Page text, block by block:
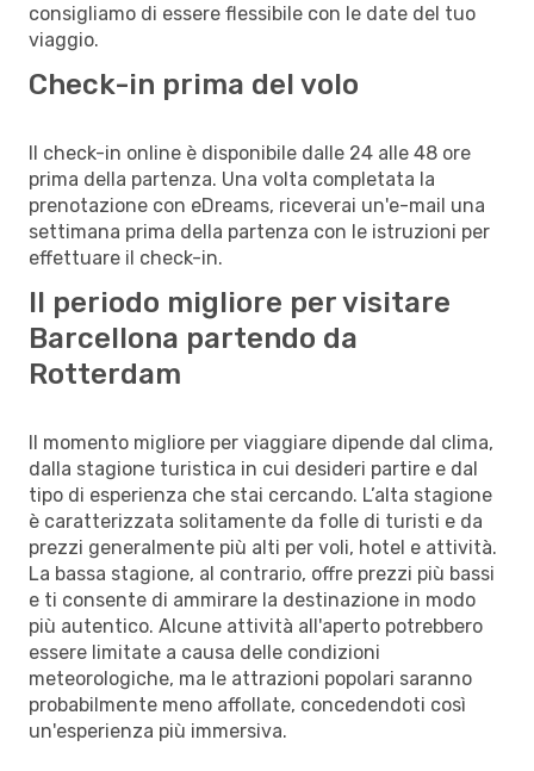
consigliamo di essere flessibile con le date del tuo
viaggio.
Check-in prima del volo
Il check-in online è disponibile dalle 24 alle 48 ore
prima della partenza. Una volta completata la
prenotazione con eDreams, riceverai un'e-mail una
settimana prima della partenza con le istruzioni per
effettuare il check-in.
Il periodo migliore per visitare
Barcellona partendo da
Rotterdam
Il momento migliore per viaggiare dipende dal clima,
dalla stagione turistica in cui desideri partire e dal
tipo di esperienza che stai cercando. L’alta stagione
è caratterizzata solitamente da folle di turisti e da
prezzi generalmente più alti per voli, hotel e attività.
La bassa stagione, al contrario, offre prezzi più bassi
e ti consente di ammirare la destinazione in modo
più autentico. Alcune attività all'aperto potrebbero
essere limitate a causa delle condizioni
meteorologiche, ma le attrazioni popolari saranno
probabilmente meno affollate, concedendoti così
un'esperienza più immersiva.